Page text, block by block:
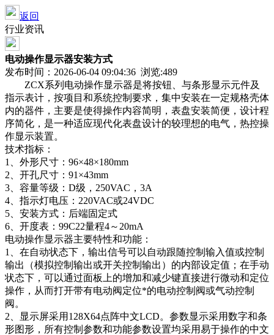
返回
行业资讯
电动操作显示器安装方式
发布时间：2026-06-04 09:04:36 浏览:489
ZCX系列电动操作显示器是将按钮、与条形显示元件及
指示表计，按项目和系统控制要求，集中安装在一定规格壳体
内的器件，主要是使得操作内容简明，表盘安装简便，设计程
序简化，是一种适应现代化表盘设计的较理想的电气，热控操
作显示装置。
技术指标：
1、外形尺寸：96×48×180mm
2、开孔尺寸：91×43mm
3、容量等级：D级，250VAC，3A
4、指示灯电压：220VAC或24VDC
5、安装方式：后端固定式
6、开度表：99C22量程4～20mA
电动操作显示器主要特性和功能：
1、在自动状态下，输出信号可以自动跟随控制输入值或控制
输出（模拟控制输出或开关控制输出）的内部设定值；在手动
状态下，可以通过面板上的增加和减少键直接进行微动和定位
操作，从而打开带有电动阀定位*的电动控制阀或气动控制
阀。
2、显示屏采用128X64点阵中文LCD。参数显示采用数字和条
形图形，所有控制参数和功能参数设置均采用易于操作的中文